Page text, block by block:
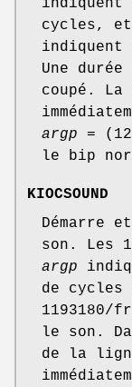
indiquent
cycles,
indiquent
Une
coupé. La
argp =
le bip
KIOCSOUND
Démarre
son. Les
argp
de
1193180/
le son.
de la